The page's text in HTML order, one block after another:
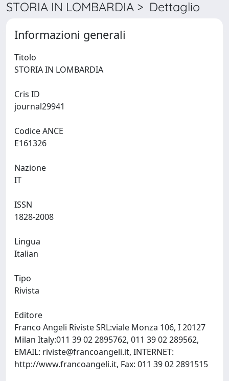
STORIA IN LOMBARDIA > Dettaglio
Informazioni generali
Titolo
Cris ID
Codice ANCE
Nazione
ISSN
Lingua
Tipo
Rivista
Editore
Franco Angeli Riviste SRL:viale Monza 106, I 20127
Milan Italy:011 39 02 2895762, 011 39 02 289562,
EMAIL: riviste@francoangeli.it, INTERNET: